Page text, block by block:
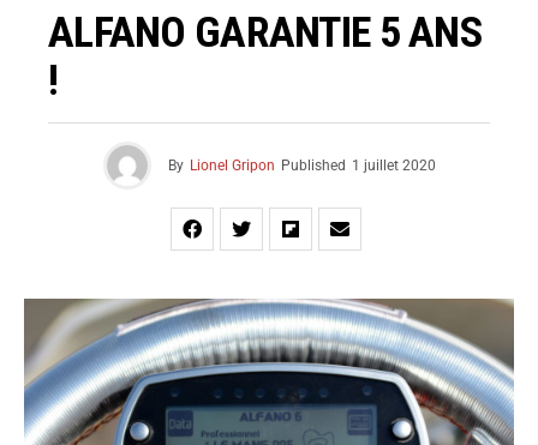
ALFANO GARANTIE 5 ANS
!
By Lionel Gripon Published 1 juillet 2020